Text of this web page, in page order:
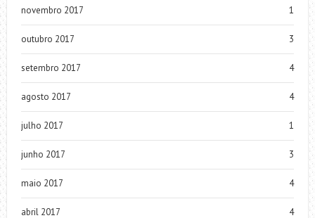
novembro 2017 1
outubro 2017 3
setembro 2017 4
agosto 2017 4
julho 2017 1
junho 2017 3
maio 2017 4
abril 2017 4